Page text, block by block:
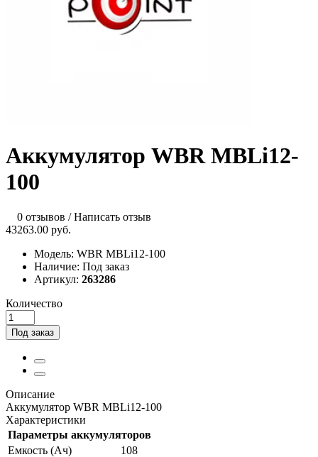
Аккумулятор WBR MBLi12-
100
0 отзывов /Написать отзыв
43263.00 руб.
Модель: WBR MBLi12-100
Наличие: Под заказ
Артикул: 263286
Количество
Под заказ
Описание
Аккумулятор WBR MBLi12-100
Характеристики
Параметры аккумуляторов
Емкость (Ач)
108